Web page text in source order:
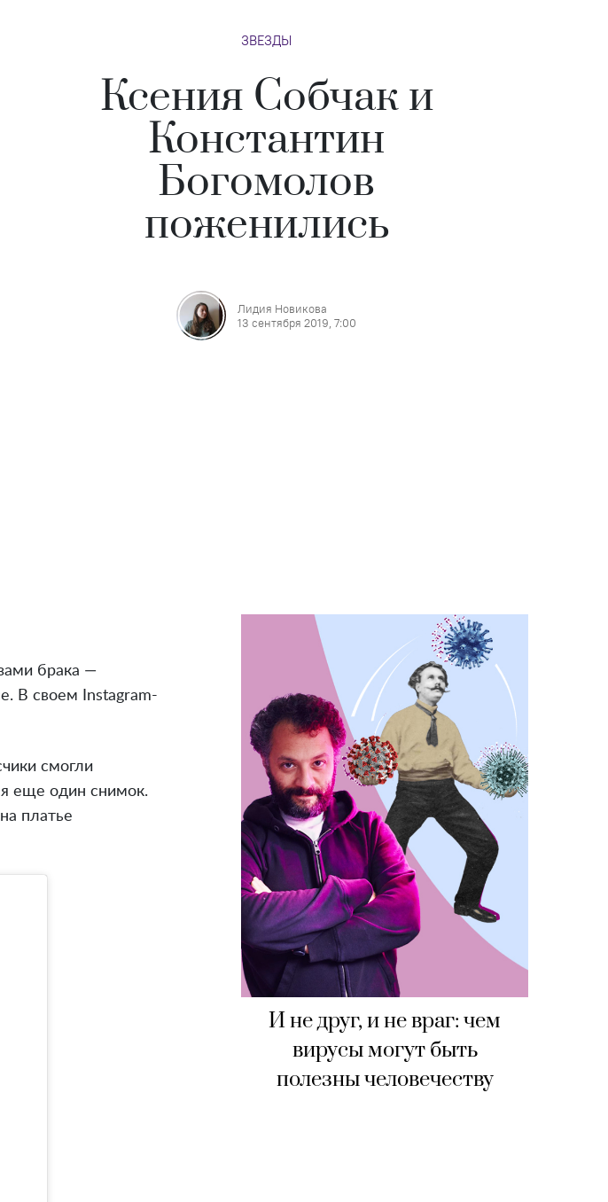
Ксения Собчак и
Константин
Богомолов
поженились
ЗВЕЗДЫ
Лидия Новикова
13 сентября 2019, 7:00
И не друг, и не враг: чем
вирусы могут быть
полезны человечеству
брака —
В своем Instagram-
смогли
еще один снимок.
платье